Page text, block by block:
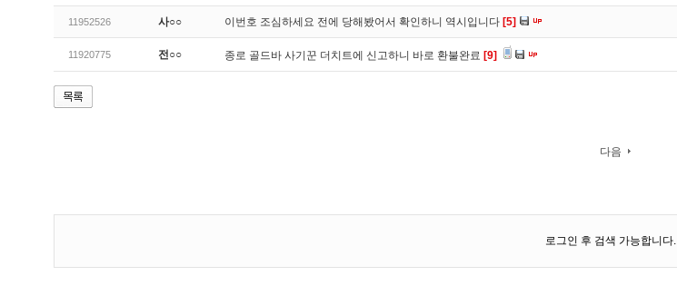
11952526 사○○ 이번호 조심하세요 전에 당해봤어서 확인하니 역시입니다 [5]
11920775 전○○ 종로 골드바 사기꾼 더치트에 신고하니 바로 환불완료 [9]
다음
로그인 후 검색 가능합니다.